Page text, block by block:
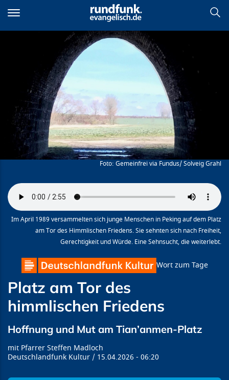
zum
Inhalt
Platz am Tor des
himmlischen Friedens
Gemeinfrei via Fundus/ Solveig Grahl
Im April 1989 versammelten sich junge Menschen in Peking auf dem Platz
am Tor des Himmlischen Friedens. Sie sehnten sich nach Freiheit,
Gerechtigkeit und Würde. Eine Sehnsucht, die weiterlebt.
Wort zum Tage
Platz am Tor des
himmlischen Friedens
Hoffnung und Mut am Tian’anmen-Platz
Pfarrer Steffen Madloch
Deutschlandfunk Kultur
15.04.2026 06:20